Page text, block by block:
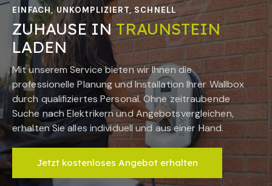
EINFACH, UNKOMPLIZIERT, SCHNELL
ZUHAUSE INTRAUNSTEIN
LADEN
Mit unserem Service bieten wir Ihnen die
professionelle Planung und Installation Ihrer Wallbox
durch qualifiziertes Personal. Ohne zeitraubende
Suche nach Elektrikern und Angebotsvergleichen,
erhalten Sie alles individuell und aus einer Hand.
Jetzt kostenloses Angebot erhalten